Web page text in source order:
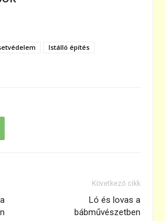
Istálló építés
Következő cikk
Ló és lovas a
bábművészetben